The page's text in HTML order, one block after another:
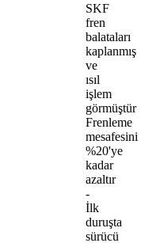
SKF
fren
balataları
kaplanmış
ve
ısıl
işlem
görmüştür
Frenleme
mesafesini
%20'ye
kadar
azaltır
-
İlk
duruşta
sürücü